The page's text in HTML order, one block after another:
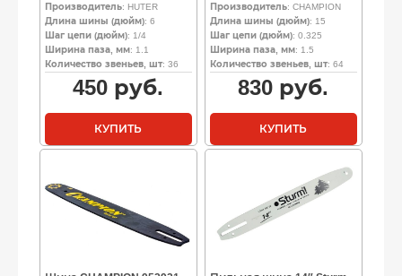
Производитель: HUTER
Длина шины (дюйм): 6
Шаг цепи (дюйм): 1/4
Ширина паза, мм: 1.1
Количество звеньев, шт: 36
450 руб.
КУПИТЬ
Производитель: CHAMPION
Длина шины (дюйм): 15
Шаг цепи (дюйм): 0.325
Ширина паза, мм: 1.5
Количество звеньев, шт: 64
830 руб.
КУПИТЬ